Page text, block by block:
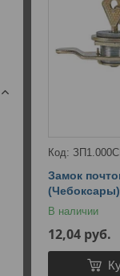
Замок
В наличии
12,04 руб.